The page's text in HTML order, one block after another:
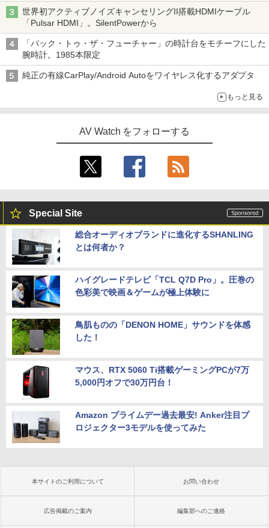
世界初アクティブノイズキャンセリングII搭載HDMIケーブル
「Pulsar HDMI」。SilentPowerから
「バック・トゥ・ザ・フューチャー」の時計台をモチーフにした
腕時計。1985本限定
純正の有線CarPlay/Android Autoをワイヤレス化するアダプタ
もっと見る
AV Watch をフォローする
Special Site
総合オーディオブランドに進化するSHANLING
とは何者か？
ハイグレードテレビ「TCL Q7D Pro」。圧巻の
色彩美で映画＆ゲームが極上体験に
鳥肌ものの「DENON HOME」サウンドを体感
した！
マウス、RTX 5060 Ti搭載ゲーミングPCが7万
5,000円オフで30万円台！
Amazon プライムデー過去最安! Anker注目プ
ロジェクター3モデルを使ってみた
本サイトのご利用について お問い合わせ
広告掲載のご案内 編集部へのご連絡